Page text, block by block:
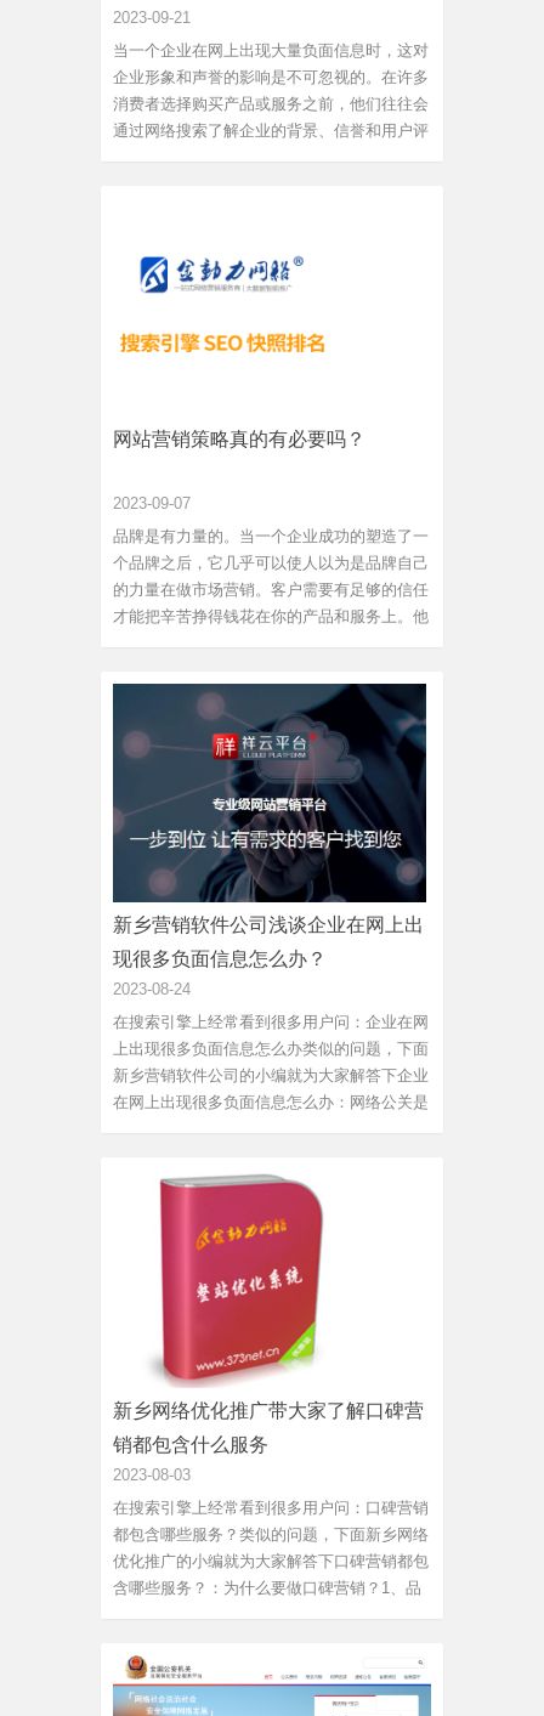
2023-09-21
当一个企业在网上出现大量负面信息时，这对
企业形象和声誉的影响是不可忽视的。在许多
消费者选择购买产品或服务之前，他们往往会
通过网络搜索了解企业的背景、信誉和用户评
网站营销策略真的有必要吗？
2023-09-07
品牌是有力量的。当一个企业成功的塑造了一
个品牌之后，它几乎可以使人以为是品牌自己
的力量在做市场营销。客户需要有足够的信任
才能把辛苦挣得钱花在你的产品和服务上。他
们相信这个品牌会给他们想要的回报。品牌把
具有的价值嵌入产品中...
新乡营销软件公司浅谈企业在网上出
现很多负面信息怎么办？
2023-08-24
在搜索引擎上经常看到很多用户问：企业在网
上出现很多负面信息怎么办类似的问题，下面
新乡营销软件公司的小编就为大家解答下企业
在网上出现很多负面信息怎么办：网络公关是
形象，为现代公共关系提供了新的思维方式、
新乡网络优化推广带大家了解口碑营
销都包含什么服务
2023-08-03
在搜索引擎上经常看到很多用户问：口碑营销
都包含哪些服务？类似的问题，下面新乡网络
优化推广的小编就为大家解答下口碑营销都包
含哪些服务？：为什么要做口碑营销？1、品
颖而出太难？4、投放广告性价比太低？口碑
营销服务内容...